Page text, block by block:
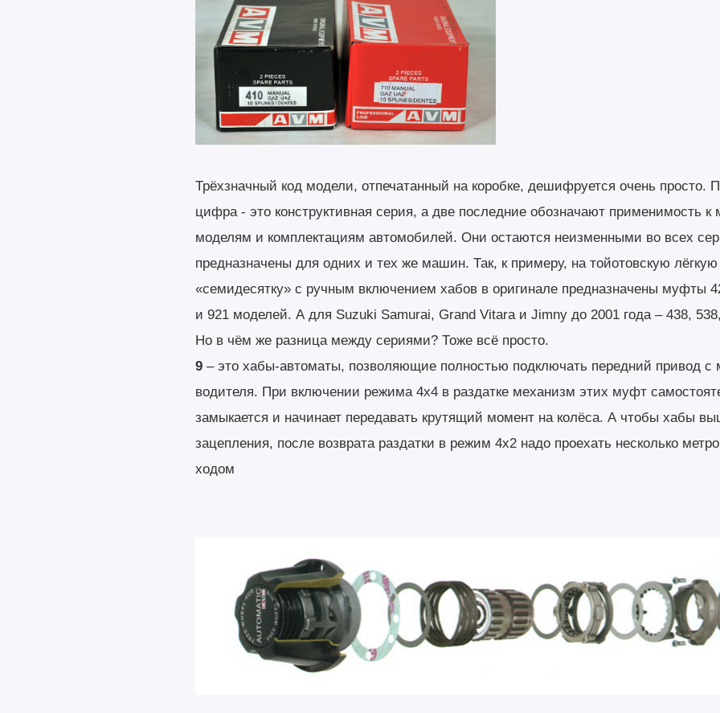
Трёхзначный код модели, отпечатанный на коробке, дешифруется очень просто.
цифра - это конструктивная серия, а две последние обозначают применимость к
моделям и комплектациям автомобилей. Они остаются неизменными во всех
предназначены для одних и тех же машин. Так, к примеру, на тойотовскую лёгкую
«семидесятку» с ручным включением хабов в оригинале предназначены муфты
и 921 моделей. А для Suzuki Samurai, Grand Vitara и Jimny до 2001 года – 438,
Но в чём же разница между сериями? Тоже всё просто.
9– это хабы-автоматы, позволяющие полностью подключать передний привод с
водителя. При включении режима 4х4 в раздатке механизм этих муфт
замыкается и начинает передавать крутящий момент на колёса. А чтобы хабы
зацепления, после возврата раздатки в режим 4x2 надо проехать несколько
ходом